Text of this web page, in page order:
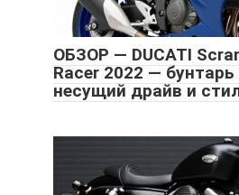
ОБЗОР — DUCATI
Racer 2022 —
несущий драйв и